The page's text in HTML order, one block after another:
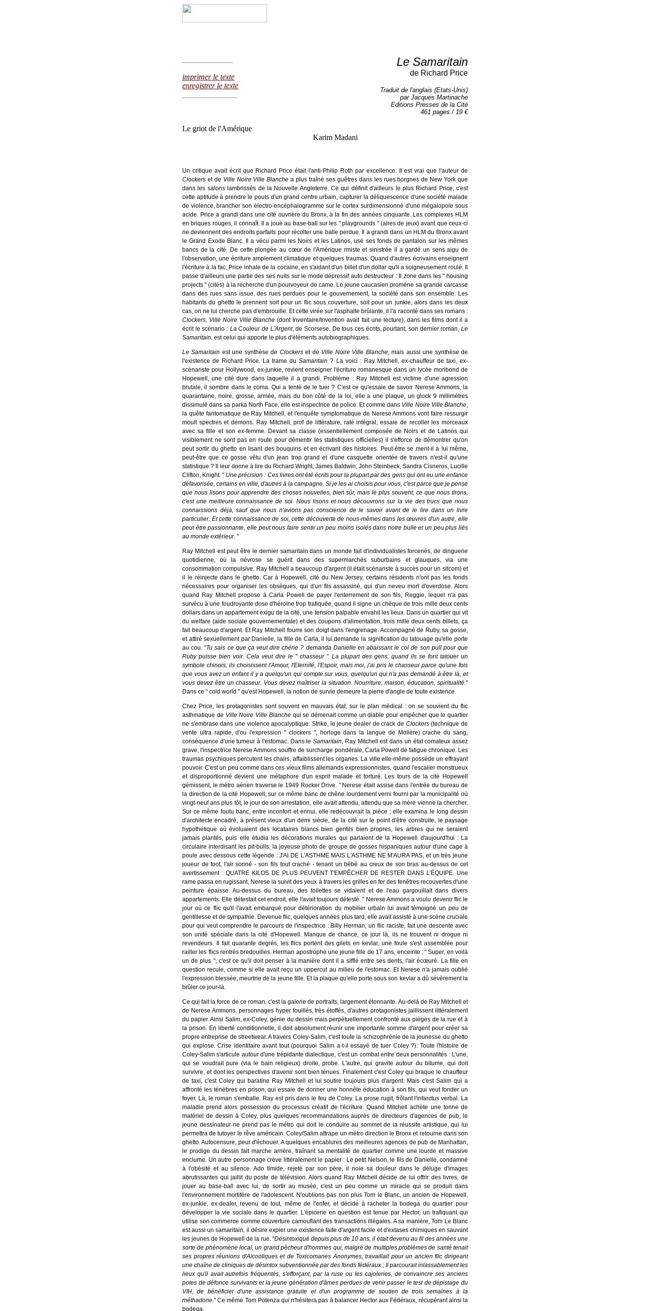
imprimer le texte
enregistrer le texte
Le Samaritain
de Richard Price
Traduit de l'anglais (Etats-Unis)
par Jacques Martinache
Editions Presses de la Cité
461 pages / 19 €
Le griot de l'Amérique
Karim Madani
Un critique avait écrit que Richard Price était l'anti-Philip Roth par excellence. Il est vrai que l'auteur de
Clockers et de Ville Noire Ville Blanche a plus traîné ses guêtres dans les rues borgnes de New York que
dans les salons lambrissés de la Nouvelle Angleterre. Ce qui définit d'ailleurs le plus Richard Price, c'est
cette aptitude à prendre le pouls d'un grand centre urbain, capturer la déliquescence d'une société malade
de violence, brancher son électro-encéphalogramme sur le cortex surdimensionné d'une mégalopole sous
acide. Price a grandi dans une cité ouvrière du Bronx, à la fin des années cinquante. Les complexes HLM
en briques rouges, il connaît. Il a joué au base-ball sur les " playgrounds " (aires de jeux) avant que ceux-ci
ne deviennent des endroits parfaits pour récolter une balle perdue. Il a grandi dans un HLM du Bronx avant
le Grand Exode Blanc. Il a vécu parmi les Noirs et les Latinos, usé ses fonds de pantalon sur les mêmes
bancs de la cité. De cette plongée au cœur de l'Amérique rmiste et sinistrée il a gardé un sens aigu de
l'observation, une écriture amplement climatique et quelques traumas. Quand d'autres écrivains enseignent
l'écriture à la fac, Price inhale de la cocaïne, en s'aidant d'un billet d'un dollar qu'il a soigneusement roulé. Il
passe d'ailleurs une partie des ses nuits sur le mode dépressif auto destructeur : Il zone dans les " housing
projects " (cités) à la recherche d'un pourvoyeur de came. Le jeune caucasien promène sa grande carcasse
dans des rues sans issue, des rues perdues pour le gouvernement, la société dans son ensemble. Les
habitants du ghetto le prennent soit pour un flic sous couverture, soit pour un junkie, alors dans les deux
cas, on ne lui cherche pas d'embrouille. Et cette virée sur l'asphalte brûlante, il l'a raconté dans ses romans :
Clockers, Ville Noire Ville Blanche (dont Inventaire/Invention avait fait une lecture), dans les films dont il a
écrit le scénario : La Couleur de L'Argent, de Scorsese. De tous ces écrits, pourtant, son dernier roman,Le
Samaritain, est celui qui apporte le plus d'éléments autobiographiques.
Le Samaritain est une synthèse de Clockerset de Ville Noire Ville Blanche, mais aussi une synthèse de
l'existence de Richard Price. La trame duSamaritain ? La voici : Ray Mitchell, ex-chauffeur de taxi, ex-
scénariste pour Hollywood, ex-junkie, revient enseigner l'écriture romanesque dans un lycée moribond de
Hopewell, une cité dure dans laquelle il a grandi. Problème : Ray Mitchell est victime d'une agression
brutale, il sombre dans le coma. Qui a tenté de le tuer ? C'est ce qu'essaie de savoir Nerese Ammons, la
quarantaine, noire, grosse, armée, mais du bon côté de la loi, elle a une plaque, un glock 9 millimètres
dissimulé dans sa parka North Face, elle est inspectrice de police. Et comme dans Ville Noire Ville Blanche,
la quête fantomatique de Ray Mitchell, et l'enquête symptomatique de Nerese Ammons vont faire ressurgir
moult spectres et démons. Ray Mitchell, prof de littérature, raté intégral, essaie de recoller les morceaux
avec sa fille et son ex-femme. Devant sa classe (essentiellement composée de Noirs et de Latinos qui
visiblement ne sont pas en route pour démentir les statistiques officielles) il s'efforce de démontrer qu'on
peut sortir du ghetto en lisant des bouquins et en écrivant des histoires. Peut-être se ment-il à lui même,
peut-être que ce gosse vêtu d'un jean trop grand et d'une casquette orientée de travers n'est-il qu'une
statistique ? Il leur donne à lire du Richard Wright, James Baldwin, John Steinbeck, Sandra Cisneros, Lucille
Clifton, Knight. " Une précision : Ces livres ont été écrits pour la plupart par des gens qui ont eu une enfance
défavorisée, certains en ville, d'autres à la campagne. Si je les ai choisis pour vous, c'est parce que je pense
que nous lisons pour apprendre des choses nouvelles, bien sûr, mais le plus souvent, ce que nous tirons,
c'est une meilleure connaissance de soi. Nous lisons et nous découvrons sur la vie des trucs que nous
connaissions déjà, sauf que nous n'avions pas conscience de le savoir avant de le lire dans un livre
particulier. Et cette connaissance de soi, cette découverte de nous-mêmes dans les œuvres d'un autre, elle
peut être passionnante, elle peut nous faire sentir un peu moins isolés dans notre bulle et un peu plus liés
au monde extérieur. "
Ray Mitchell est peut être le dernier samaritain dans un monde fait d'individualistes forcenés, de dinguerie
quotidienne, où la névrose se guérit dans des supermarchés suburbains et glauques, via une
consommation compulsive. Ray Mitchell a beaucoup d'argent (il était scénariste à succès pour un sitcom) et
il le réinjecte dans le ghetto. Car à Hopewell, cité du New Jersey, certains résidents n'ont pas les fonds
nécessaires pour organiser les obsèques, qui d'un fils assassiné, qui d'un neveu mort d'overdose. Alors
quand Ray Mitchell propose à Carla Powell de payer l'enterrement de son fils, Reggie, lequel n'a pas
survécu à une foudroyante dose d'héroïne trop trafiquée, quand il signe un chèque de trois mille deux cents
dollars dans un appartement exigu de la cité, une tension palpable envahit les lieux. Dans un quartier qui vit
du welfare (aide sociale gouvernementale) et des coupons d'alimentation, trois mille deux cents billets, ça
fait beaucoup d'argent. Et Ray Mitchell fourre son doigt dans l'engrenage. Accompagné de Ruby, sa gosse,
et attiré sexuellement par Danielle, la fille de Carla, il lui demande la signification du tatouage qu'elle porte
au cou. "Tu sais ce que ça veut dire chérie ? demanda Danielle en abaissant le col de son pull pour que
Ruby puisse bien voir. Cela veut dire le " chasseur ". La plupart des gens, quand ils se font tatouer un
symbole chinois, ils choisissent l'Amour, l'Eternité, l'Espoir, mais moi, j'ai pris le chasseur parce qu'une fois
que vous avez un enfant il y a quelqu'un qui compte sur vous, quelqu'un qui n'a pas demandé à être là, et
vous devez être un chasseur. Vous devez maîtriser la situation. Nourriture, maison, éducation, spiritualité."
Dans ce " cold world " qu'est Hopewell, la notion de survie demeure la pierre d'angle de toute existence.
Chez Price, les protagonistes sont souvent en mauvais état, sur le plan médical : on se souvient du flic
asthmatique de Ville Noire Ville Blanchequi se démenait comme un diable pour empêcher que le quartier
ne s'embrase dans une violence apocalyptique. Strike, le jeune dealer de crack de Clockers(technique de
vente ultra rapide, d'ou l'expression " clockers ", horloge dans la langue de Molière) crache du sang,
conséquence d'une tumeur à l'estomac. Dans leSamaritain, Ray Mitchell est dans un état comateux assez
grave, l'inspectrice Nerese Ammons souffre de surcharge pondérale, Carla Powell de fatigue chronique. Les
traumas psychiques percutent les chairs, affaiblissent les organes. La ville elle-même possède un effrayant
pouvoir. C'est un peu comme dans ces vieux films allemands expressionnistes, quand l'escalier monstrueux
et disproportionné devient une métaphore d'un esprit malade et torturé. Les tours de la cité Hopewell
gémissent, le métro aérien traverse le 1949 Rocker Drive. " Nerese était assise dans l'entrée du bureau de
la direction de la cité Hopewell, sur ce même banc de chêne lourdement verni fourni par la municipalité où
vingt-neuf ans plus tôt, le jour de son arrestation, elle avait attendu, attendu que sa mère vienne la chercher.
Sur ce même foutu banc, entre inconfort et ennui, elle redécouvrait la pièce ; elle examina le long dessin
d'architecte encadré, à présent vieux d'un demi siècle, de la cité sur le point d'être construite, le paysage
hypothétique où évoluaient des locataires blancs bien gentils bien propres, les arbres qui ne seraient
jamais plantés, puis elle étudia les décorations murales qui parlaient de la Hopewell d'aujourd'hui : La
circulaire interdisant les pit-bulls, la joyeuse photo de groupe de gosses hispaniques autour d'une cage à
poule avec dessous cette légende : J'AI DE L'ASTHME MAIS L'ASTHME NE M'AURA PAS, et un très jeune
joueur de foot, l'air sonné - son fils tout craché - tenant un bébé au creux de son bras au-dessus de cet
avertissement : QUATRE KILOS DE PLUS PEUVENT T'EMPÊCHER DE RESTER DANS L'ÉQUIPE. Une
rame passa en rugissant, Nerese la suivit des yeux à travers les grilles en fer des fenêtres recouvertes d'une
peinture épaisse. Au-dessus du bureau, des toilettes se vidaient et de l'eau gargouillait dans divers
appartements. Elle détestait cet endroit, elle l'avait toujours détesté. " Nerese Ammons a voulu devenir flic le
jour où ce flic qu'il l'avait embarqué pour détérioration du mobilier urbain lui avait témoigné un peu de
gentillesse et de sympathie. Devenue flic, quelques années plus tard, elle avait assisté à une scène cruciale
pour qui veut comprendre le parcours de l'inspectrice : Billy Herman, un flic raciste, fait une descente avec
son unité spéciale dans la cité d'Hopewell. Manque de chance, ce jour là, ils ne trouvent ni drogue ni
revendeurs. Il fait quarante degrés, les flics portent des gilets en kevlar, une foule s'est assemblée pour
railler les flics rentrés bredouilles. Herman apostrophe une jeune fille de 17 ans, enceinte : " Super, en voilà
un de plus ", c'est ce qu'il doit penser à la manière dont il a sifflé entre ses dents, l'air écœuré. La fille en
question recule, comme si elle avait reçu un uppercut au milieu de l'estomac. Et Nerese n'a jamais oublié
l'expression blessée, meurtrie de la jeune fille. Et la plaque qu'elle porte sous son kevlar a dû sévèrement la
brûler ce jour-là.
Ce qui fait la force de ce roman, c'est la galerie de portraits, largement étonnante. Au-delà de Ray Mitchell et
de Nerese Ammons, personnages hyper fouillés, très étoffés, d'autres protagonistes jaillissent littéralement
du papier. Ainsi Salim, ex-Coley, génie du dessin mais perpétuellement confronté aux pièges de la rue et à
la prison. En liberté conditionnelle, il doit absolument réunir une importante somme d'argent pour créer sa
propre entreprise de streetwear. A travers Coley-Salim, c'est toute la schizophrénie de la jeunesse du ghetto
qui explose. Crise identitaire avant tout (pourquoi Salim a-t-il essayé de tuer Coley ?): Toute l'histoire de
Coley-Salim s'articule autour d'une trépidante dialectique, c'est un combat entre deux personnalités : L'une,
qui se voudrait pure (via le bain religieux) droite, probe. L'autre, qui gravite autour du bitume, qui doit
survivre, et dont les perspectives d'avenir sont bien ténues. Finalement c'est Coley qui braque le chauffeur
de taxi, c'est Coley qui baratine Ray Mitchell et lui soutire toujours plus d'argent. Mais c'est Salim qui a
affronté les ténèbres en prison, qui essaie de donner une honnête éducation à son fils, qui veut fonder un
foyer. Là, le roman s'emballe. Ray est pris dans le feu de Coley. La prose rugit, frôlant l'infarctus verbal. La
maladie prend alors possession du processus créatif de l'écriture. Quand Mitchell achète une tonne de
matériel de dessin à Coley, plus quelques recommandations auprès de directeurs d'agences de pub, le
jeune dessinateur ne prend pas le métro qui doit le conduire au sommet de la réussite artistique, qui lui
permettra de tutoyer le rêve américain. Coley/Salim attrape un métro direction le Bronx et retourne dans son
ghetto. Autocensure, peur d'échouer. A quelques encablures des meilleures agences de pub de Manhattan,
le prodige du dessin fait marche arrière, traînant sa mentalité de quartier comme une lourde et massive
enclume. Un autre personnage crève littéralement le papier : Le petit Nelson, le fils de Danielle, condamné
à l'obésité et au silence. Ado timide, rejeté par son père, il noie sa douleur dans le déluge d'images
abrutissantes qui jaillit du poste de télévision. Alors quand Ray Mitchell décide de lui offrir des livres, de
jouer au base-ball avec lui, de sortir au musée, c'est un peu comme un miracle qui se produit dans
l'environnement mortifère de l'adolescent. N'oublions pas non plus Tom le Blanc, un ancien de Hopewell,
ex-junkie, ex-dealer, revenu de tout, même de l'enfer, et décidé à racheter la bodega du quartier pour
développer la vie sociale dans le quartier. L'épicerie en question est tenue par Hector, un trafiquant qui
utilise son commerce comme couverture camouflant des transactions illégales. A sa manière, Tom Le Blanc
est aussi un samaritain, il désire expier une existence faite d'argent facile et d'extases chimiques en sauvant
les jeunes de Hopewell de la rue. "Désintoxiqué depuis plus de 10 ans, il était devenu au fil des années une
sorte de phénomène local, un grand pêcheur d'hommes qui, malgré de multiples problèmes de santé tenait
ses propres réunions d'Alcooliques et de Toxicomanes Anonymes, travaillait pour un ancien flic dirigeant
une chaîne de cliniques de désintox subventionnée par des fonds fédéraux ; Il parcourait inlassablement les
lieux qu'il avait autrefois fréquentés, s'efforçant, par la ruse ou les cajoleries, de convaincre ses anciens
potes de défonce survivants et la jeune génération d'âmes perdues de venir passer le test de dépistage du
VIH, de bénéficier d'une assistance gratuite et d'un programme de soutien de trois semaines à la
méthadone." Ce même Tom Potenza qui n'hésitera pas à balancer Hector aux Fédéraux, récupérant ainsi la
bodega.